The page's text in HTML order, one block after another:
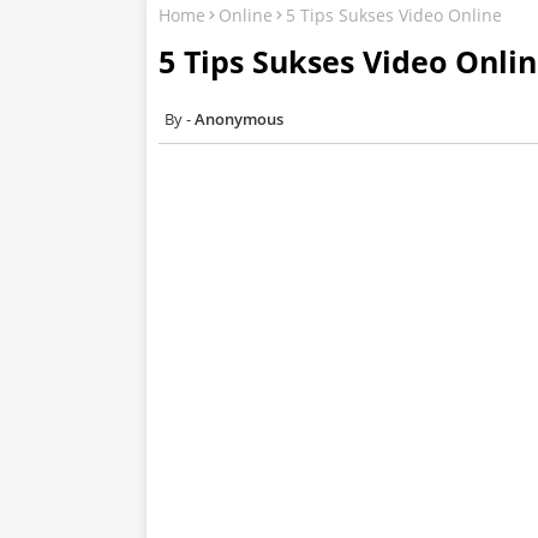
Home Online 5 Tips Sukses Video Online
5 Tips Sukses Video
Anonymous